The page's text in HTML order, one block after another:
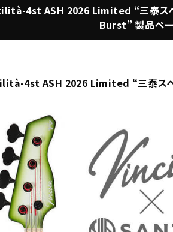
4st ASH 2026 Limited “三泰ス
Burst” 製品ペ
4st ASH 2026 Limited “三泰ス